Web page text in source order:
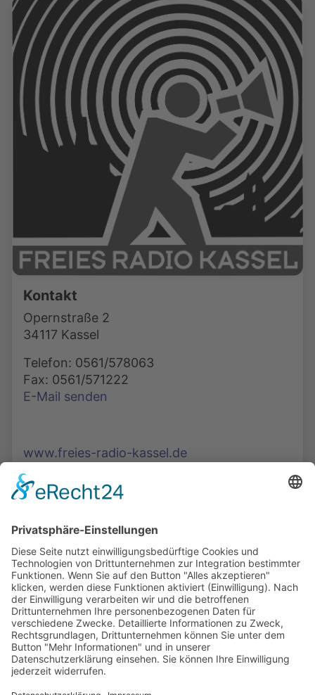
Kontakt
Opernstraße 2
34117 Kassel
Telefon: 0561/578063
Fax: 0561/571222
E-Mail senden
www.freies-radio-kassel.de
Podcasts, Themen und Informationen.
Entdecken Sie unser Forum für Medien, Bildung
und Demokratie - jederzeit und überall
verfügbar.
Mehr erfahren